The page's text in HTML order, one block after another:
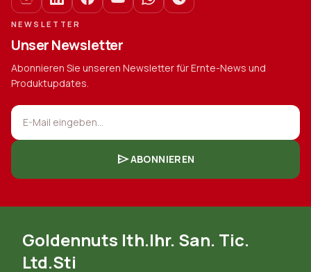
NEWSLETTER
Unser Newsletter
Abonnieren Sie unseren Newsletter für Ernte-News und
Produktupdates.
E-Mail eingeben...
sendABONNIEREN
Goldennuts Ith.Ihr. San. Tic.
Ltd.Sti